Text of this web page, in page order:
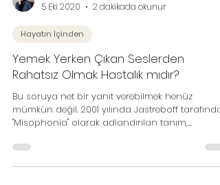
psksuedakarakamci
5 Eki 2020
2 dakikada okunur
Hayatın İçinden
Yemek Yerken Çıkan Seslerden
Rahatsız Olmak Hastalık mıdır?
Bu soruya net bir yanıt verebilmek henüz
mümkün değil. 2001 yılında Jastreboff
"Misophonia" olarak adlandırılan tanım,...